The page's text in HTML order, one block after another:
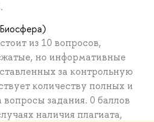
из 10 вопросов,
но информативные
за контрольную
количеству полных и
задания. 0 баллов
наличия плагиата,